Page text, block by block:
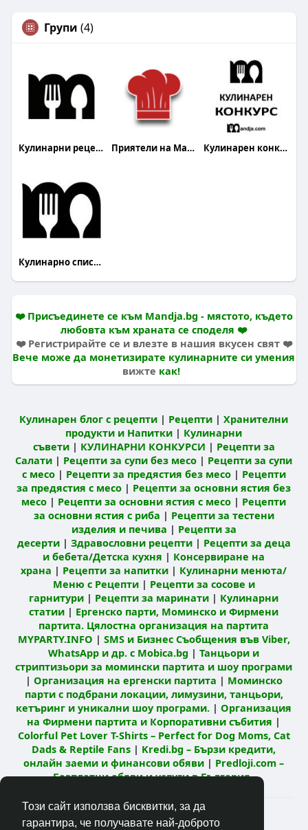
Този сайт използва бисквитки, за да
гарантира, че получавате най-доброто
Групи (4)
Кулинарни рецепти Приятели на Mandja.bg Кулинарен конкурс
Кулинарно списание Mandja
❤️ Присъединете се към Mandja.bg - мястото, където
любовта към храната се споделя ❤️
❤️ Регистрирайте се и влезте в нашия вкусен свят ❤️
Вече може да монетизирате кулинарните си умения
вижте как!
Кулинарен блог с рецепти | Рецепти |Хранителни
продукти и Напитки | Кулинарни
съвети| КУЛИНАРНИ КОНКУРСИ | Рецепти за
Салати | Рецепти за супи без месо | Рецепти за супи
с месо| Рецепти за предястия без месо| Рецепти
за предястия с месо | Рецепти за основни ястия без
месо | Рецепти за основни ястия с месо | Рецепти
за основни ястия с риба | Рецепти за тестени
изделия и печива | Рецепти за
десерти| Здравословни рецепти| Рецепти за деца
и бебета/Детска кухня | Консервиране на
храна | Рецепти за напитки | Кулинарни менюта/
Меню с Рецепти| Рецепти за сосове и
гарнитури | Рецепти за маринати | Кулинарни
статии | Ергенско парти, Моминско и Фирмени
партита. Цялостна организация на партита
MYPARTY.INFO | SMS и Бизнес Съобщения във Viber,
WhatsApp и др. с Mobica.bg |Танцьори и
стриптизьори за момински партита и шоу програми
| Организация на ергенски партита | Моминско
парти с подбрани локации, лимузини, танцьори,
кетъринг и уникални шоу програми. |Организация
на Фирмени партита и Корпоративни събития |
Colorful Pet Lover T-Shirts – Perfect for Dog Moms, Cat
Dads & Reptile Fans | Kredi.bg – Бързи кредити,
онлайн заеми и финансови обяви | Predloji.com –
Безплатни обяви и услуги в България
© 2026 Кулинарна мрежа Mandja.bg